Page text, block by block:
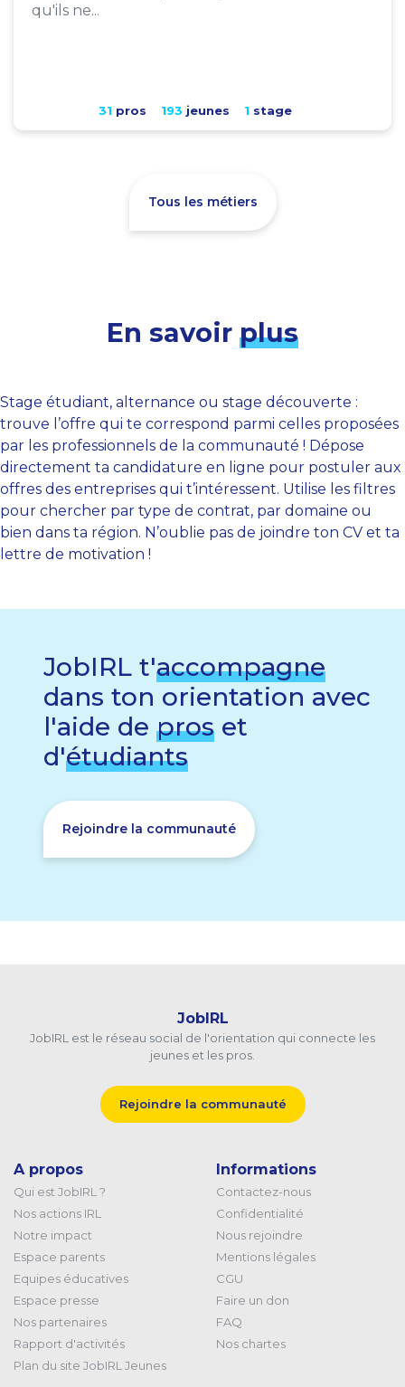
qu'ils ne...
31 pros 193 jeunes 1 stage
Tous les métiers
En savoir plus
Stage étudiant, alternance ou stage découverte :
trouve l’offre qui te correspond parmi celles proposées
par les professionnels de la communauté ! Dépose
directement ta candidature en ligne pour postuler aux
offres des entreprises qui t’intéressent. Utilise les filtres
pour chercher par type de contrat, par domaine ou
bien dans ta région. N’oublie pas de joindre ton CV et ta
lettre de motivation !
JobIRL t'accompagne
dans ton orientation avec
l'aide de pros et
d'étudiants
Rejoindre la communauté
JobIRL
JobIRL est le réseau social de l'orientation qui connecte les
jeunes et les pros.
Rejoindre la communauté
A propos
Qui est JobIRL ?
Nos actions IRL
Notre impact
Espace parents
Equipes éducatives
Espace presse
Nos partenaires
Rapport d'activités
Plan du site JobIRL Jeunes
Informations
Contactez-nous
Confidentialité
Nous rejoindre
Mentions légales
CGU
Faire un don
FAQ
Nos chartes